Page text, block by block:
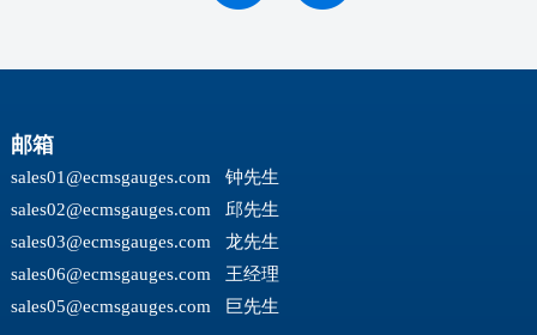
邮箱
sales01@ecmsgauges.com钟先生
sales02@ecmsgauges.com邱先生
sales03@ecmsgauges.com龙先生
sales06@ecmsgauges.com王经理
sales05@ecmsgauges.com巨先生